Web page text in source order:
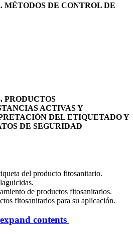
DE CONTROL DE
PRODUCTOS
ACTIVAS Y
DEL ETIQUETADO Y
DE SEGURIDAD
del producto fitosanitario.
de productos fitosanitarios.
fitosanitarios para su aplicación.
contents